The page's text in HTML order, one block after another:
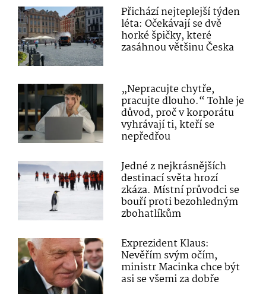
Přichází nejteplejší týden
léta: Očekávají se dvě
horké špičky, které
zasáhnou většinu Česka
„Nepracujte chytře,
pracujte dlouho.“ Tohle je
důvod, proč v korporátu
vyhrávají ti, kteří se
nepředřou
Jedné z nejkrásnějších
destinací světa hrozí
zkáza. Místní průvodci se
bouří proti bezohledným
zbohatlíkům
Exprezident Klaus:
Nevěřím svým očím,
ministr Macinka chce být
asi se všemi za dobře